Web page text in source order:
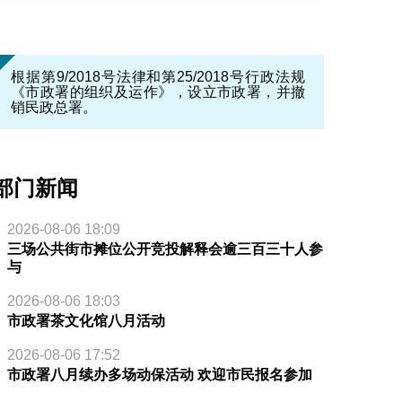
根据第9/2018号法律和第25/2018号行政法规
《市政署的组织及运作》，设立市政署，并撤
销民政总署。
门新闻
2026-08-06 18:09
三场公共街市摊位公开竞投解释会逾三百三十人参
与
2026-08-06 18:03
市政署茶文化馆八月活动
2026-08-06 17:52
市政署八月续办多场动保活动 欢迎市民报名参加